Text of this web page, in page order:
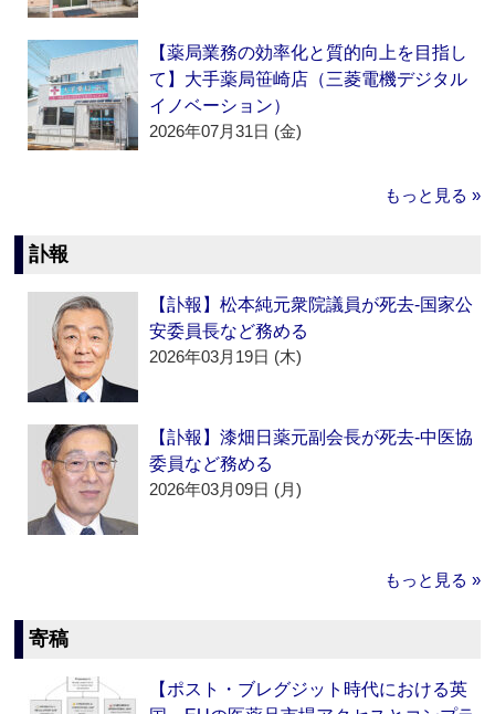
【薬局業務の効率化と質的向上を目指し
て】大手薬局笹崎店（三菱電機デジタル
イノベーション）
2026年07月31日 (金)
もっと見る »
訃報
【訃報】松本純元衆院議員が死去‐国家公
安委員長など務める
2026年03月19日 (木)
【訃報】漆畑日薬元副会長が死去‐中医協
委員など務める
2026年03月09日 (月)
もっと見る »
寄稿
【ポスト・ブレグジット時代における英